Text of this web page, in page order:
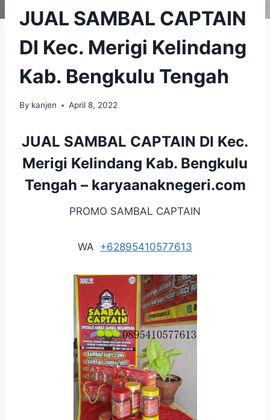
JUAL SAMBAL CAPTAIN
DI Kec. Merigi Kelindang
Kab. Bengkulu Tengah
By kanjen April 8, 2022
JUAL SAMBAL CAPTAIN DI Kec.
Merigi Kelindang Kab. Bengkulu
Tengah – karyaanaknegeri.com
PROMO SAMBAL CAPTAIN
WA +62895410577613